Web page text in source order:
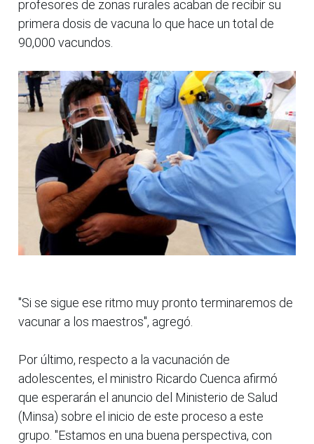
profesores de zonas rurales acaban de recibir su
primera dosis de vacuna lo que hace un total de
90,000 vacundos.
"Si se sigue ese ritmo muy pronto terminaremos de
vacunar a los maestros", agregó.
Por último, respecto a la vacunación de
adolescentes, el ministro Ricardo Cuenca afirmó
que esperarán el anuncio del Ministerio de Salud
(Minsa) sobre el inicio de este proceso a este
grupo. "Estamos en una buena perspectiva, con